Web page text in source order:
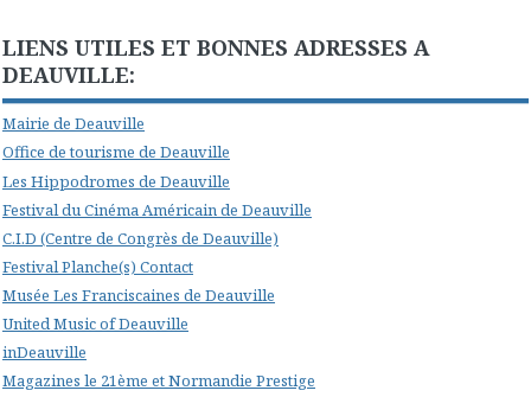
LIENS UTILES ET BONNES ADRESSES A
DEAUVILLE:
Mairie de Deauville
Office de tourisme de Deauville
Les Hippodromes de Deauville
Festival du Cinéma Américain de Deauville
C.I.D (Centre de Congrès de Deauville)
Festival Planche(s) Contact
Musée Les Franciscaines de Deauville
United Music of Deauville
inDeauville
Magazines le 21ème et Normandie Prestige